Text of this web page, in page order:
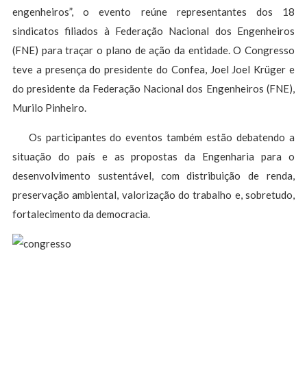
engenheiros”, o evento reúne representantes dos 18
sindicatos filiados à Federação Nacional dos Engenheiros
(FNE) para traçar o plano de ação da entidade. O Congresso
teve a presença do presidente do Confea, Joel Joel Krüger e
do presidente da Federação Nacional dos Engenheiros (FNE),
Murilo Pinheiro.
Os participantes do eventos também estão debatendo a
situação do país e as propostas da Engenharia para o
desenvolvimento sustentável, com distribuição de renda,
preservação ambiental, valorização do trabalho e, sobretudo,
fortalecimento da democracia.